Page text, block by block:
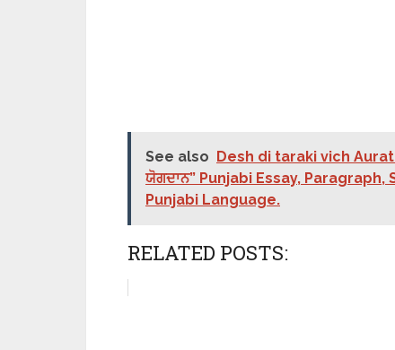
See also Desh di taraki vich
ਯੋਗਦਾਨ” Punjabi Essay,
Punjabi Language.
RELATED POSTS: